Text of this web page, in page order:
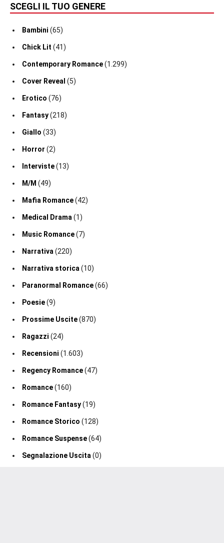
SCEGLI IL TUO GENERE
Bambini (65)
Chick Lit (41)
Contemporary Romance(1.299)
Cover Reveal (5)
Erotico (76)
Fantasy(218)
Giallo (33)
Horror (2)
Interviste(13)
M/M (49)
Mafia Romance(42)
Medical Drama (1)
Music Romance(7)
Narrativa (220)
Narrativa storica (10)
Paranormal Romance(66)
Poesie(9)
Prossime Uscite(870)
Ragazzi (24)
Recensioni (1.603)
Regency Romance(47)
Romance(160)
Romance Fantasy(19)
Romance Storico (128)
Romance Suspense(64)
Segnalazione Uscita (0)